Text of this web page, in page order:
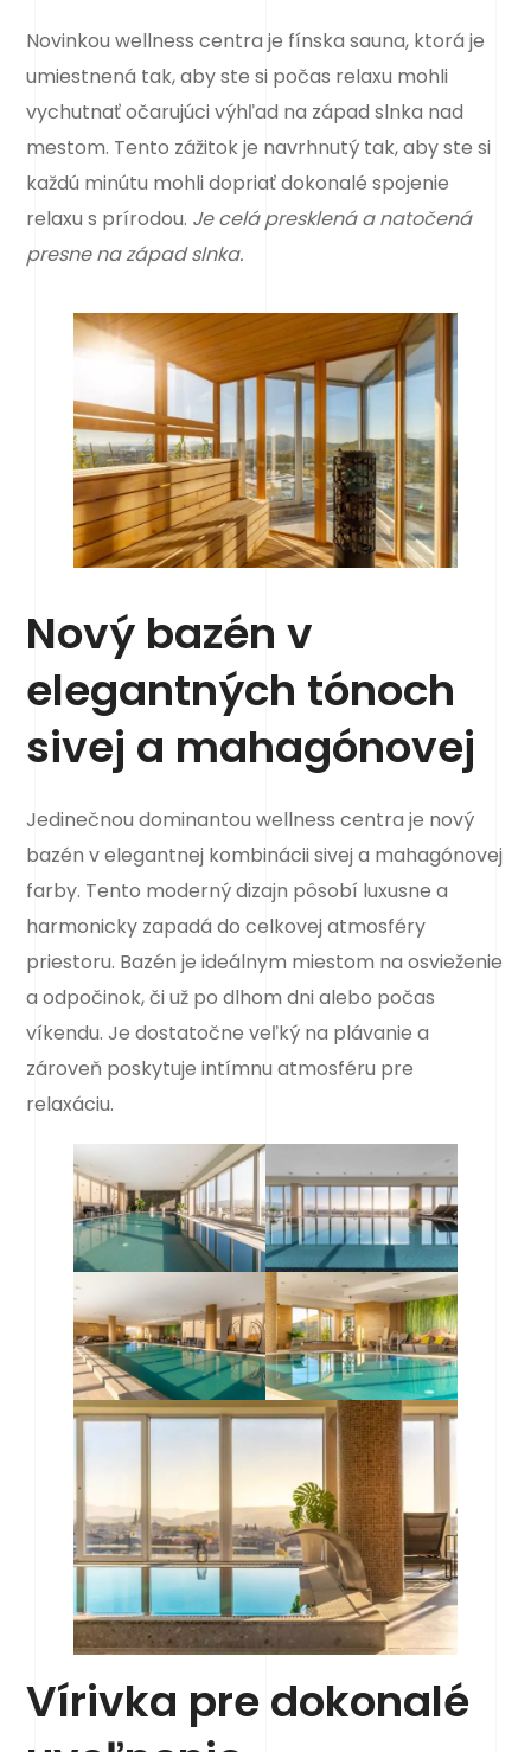
Novinkou wellness centra je fínska sauna, ktorá je
umiestnená tak, aby ste si počas relaxu mohli
vychutnať očarujúci výhľad na západ slnka nad
mestom. Tento zážitok je navrhnutý tak, aby ste si
každú minútu mohli dopriať dokonalé spojenie
relaxu s prírodou. Je celá presklená a natočená
presne na západ slnka.
Nový bazén v
elegantných tónoch
sivej a mahagónovej
Jedinečnou dominantou wellness centra je nový
bazén v elegantnej kombinácii sivej a mahagónovej
farby. Tento moderný dizajn pôsobí luxusne a
harmonicky zapadá do celkovej atmosféry
priestoru. Bazén je ideálnym miestom na osvieženie
a odpočinok, či už po dlhom dni alebo počas
víkendu. Je dostatočne veľký na plávanie a
zároveň poskytuje intímnu atmosféru pre
relaxáciu.
Vírivka pre dokonalé